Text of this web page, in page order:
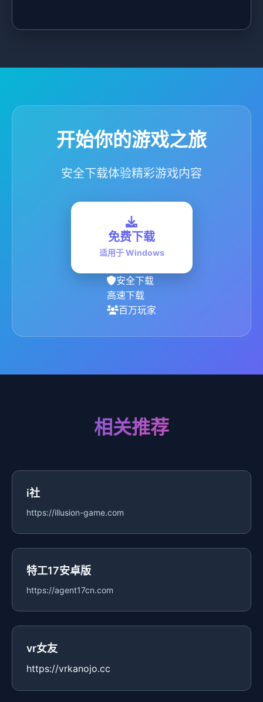
开始你的游戏之旅
安全下载体验精彩游戏内容
免费下载
适用于 Windows
安全下载
高速下载
百万玩家
相关推荐
i社
https://illusion-game.com
特工17安卓版
https://agent17cn.com
vr女友
https://vrkanojo.cc